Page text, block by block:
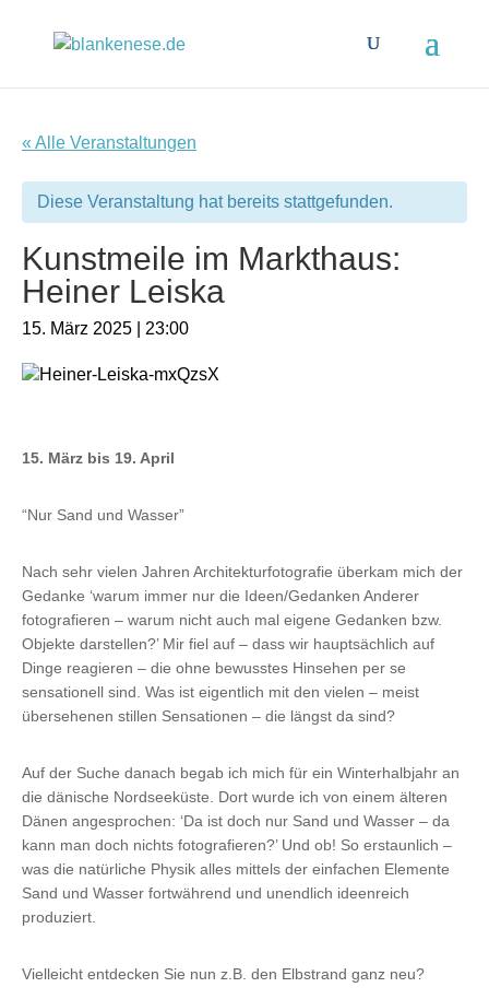
« Alle Veranstaltungen
Diese Veranstaltung hat bereits stattgefunden.
Kunstmeile im Markthaus:
Heiner Leiska
15. März 2025 | 23:00
15. März bis 19. April
“Nur Sand und Wasser”
Nach sehr vielen Jahren Architekturfotografie überkam mich der
Gedanke ‘warum immer nur die Ideen/Gedanken Anderer
fotografieren – warum nicht auch mal eigene Gedanken bzw.
Objekte darstellen?’ Mir fiel auf – dass wir hauptsächlich auf
Dinge reagieren – die ohne bewusstes Hinsehen per se
sensationell sind. Was ist eigentlich mit den vielen – meist
übersehenen stillen Sensationen – die längst da sind?
Auf der Suche danach begab ich mich für ein Winterhalbjahr an
die dänische Nordseeküste. Dort wurde ich von einem älteren
Dänen angesprochen: ‘Da ist doch nur Sand und Wasser – da
kann man doch nichts fotografieren?’ Und ob! So erstaunlich –
was die natürliche Physik alles mittels der einfachen Elemente
Sand und Wasser fortwährend und unendlich ideenreich
produziert.
Vielleicht entdecken Sie nun z.B. den Elbstrand ganz neu?